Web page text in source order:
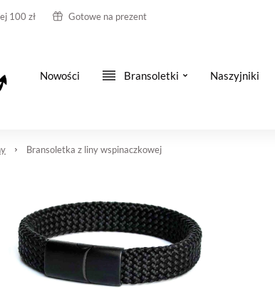
100 zł Gotowe na prezent
Nowości Bransoletki Naszyjniki
Bransoletka z liny wspinaczkowej